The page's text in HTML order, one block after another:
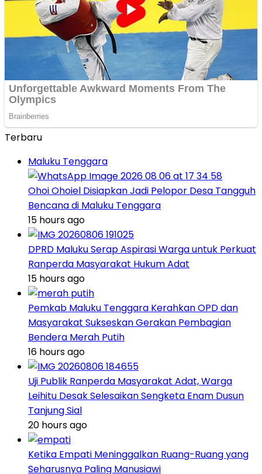
Terbaru
Maluku Tenggara
Ohoi Ohoiel Disiapkan Jadi Pelopor Desa Tangguh
Bencana di Maluku Tenggara
15 hours ago
DPRD Maluku Serap Aspirasi Warga untuk Perkuat
Ranperda Masyarakat Hukum Adat
15 hours ago
Pemkab Maluku Tenggara Kerahkan OPD dan
Masyarakat Sukseskan Gerakan Pembagian
Bendera Merah Putih
16 hours ago
Uji Publik Ranperda Masyarakat Adat, Warga
Leihitu Desak Selesaikan Sengketa Enam Dusun
Tanjung Sial
20 hours ago
Ketika Empati Meninggalkan Ruang-Ruang yang
Seharusnya Paling Manusiawi